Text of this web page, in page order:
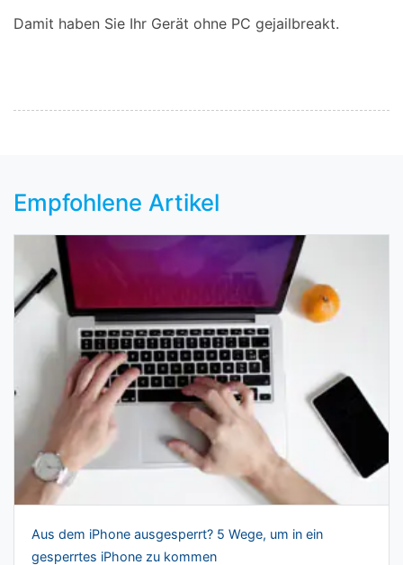
Damit haben Sie Ihr Gerät ohne PC gejailbreakt.
Empfohlene Artikel
Aus dem iPhone ausgesperrt? 5 Wege, um in ein
gesperrtes iPhone zu kommen